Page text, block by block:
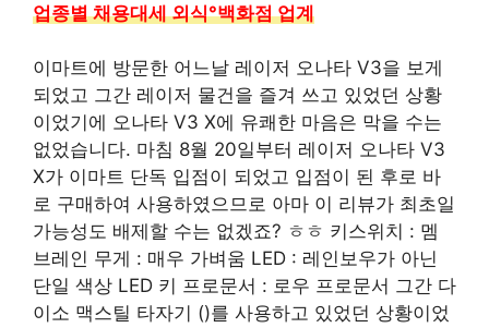
업종별 채용대세 외식°백화점 업계
이마트에 방문한 어느날 레이저 오나타 V3을 보게
되었고 그간 레이저 물건을 즐겨 쓰고 있었던 상황
이었기에 오나타 V3 X에 유쾌한 마음은 막을 수는
없었습니다. 마침 8월 20일부터 레이저 오나타 V3
X가 이마트 단독 입점이 되었고 입점이 된 후로 바
로 구매하여 사용하였으므로 아마 이 리뷰가 최초일
가능성도 배제할 수는 없겠죠? ㅎㅎ 키스위치 : 멤
브레인 무게 : 매우 가벼움 LED : 레인보우가 아닌
단일 색상 LED 키 프로문서 : 로우 프로문서 그간 다
이소 맥스틸 타자기 ()를 사용하고 있었던 상황이었